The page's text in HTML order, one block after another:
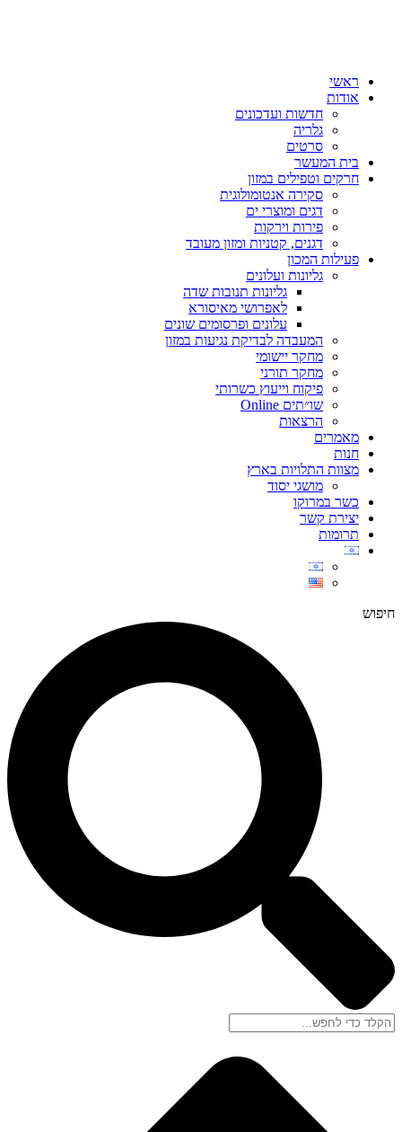
ראשי
אודות
חדשות ועדכונים
גלריה
סרטים
בית המעשר
חרקים וטפילים במזון
סקירה אנטומולוגית
דגים ומוצרי ים
פירות וירקות
דגנים, קטניות ומזון מעובד
פעילות המכון
גליונות ועלונים
גליונות תנובות שדה
לאפרושי מאיסורא
עלונים ופרסומים שונים
המעבדה לבדיקת נגיעות במזון
מחקר יישומי
מחקר תורני
פיקוח וייעוץ כשרותי
שו״תים Online
הרצאות
מאמרים
חנות
מצוות התלויות בארץ
מושגי יסוד
כשר במרוקו
יצירת קשר
תרומות
חיפוש